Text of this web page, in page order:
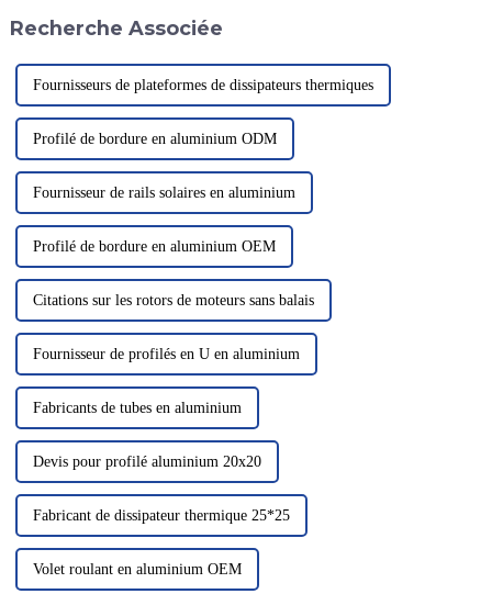
avancées, réputées pour leur
Recherche Associée
Fournisseurs de plateformes de dissipateurs thermiques
Profilé de bordure en aluminium ODM
Fournisseur de rails solaires en aluminium
Profilé de bordure en aluminium OEM
Citations sur les rotors de moteurs sans balais
Fournisseur de profilés en U en aluminium
Fabricants de tubes en aluminium
Devis pour profilé aluminium 20x20
Fabricant de dissipateur thermique 25*25
Volet roulant en aluminium OEM